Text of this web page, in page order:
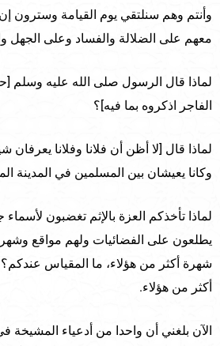
وأنتم وهم سنلتقي يوم القيامة وسترون
معهم على الضلالة والفساد وعلى الجهل
لماذا قال الرسول صلى الله عليه وسلم
الفاجر اذكروه بما فيه]؟
لماذا قال [لا أظن أن فلانا وفلانا يعرفان
وكانا يعيشان بين المسلمين في المدينة
لماذا تأخذكم العزة بالإثم تغضبون
يطلعون على الفضائيات ولهم مواقع
شهرة أكثر من هؤلاء، ما المقياس
أكثر من هؤلاء.
الآن بلغني أن واحدا من أدعياء المشيخة في